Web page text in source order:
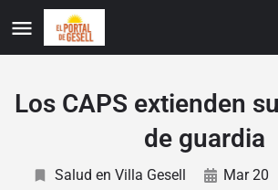
Los CAPS extienden
de guardia
Salud en Villa Gesell Mar 20